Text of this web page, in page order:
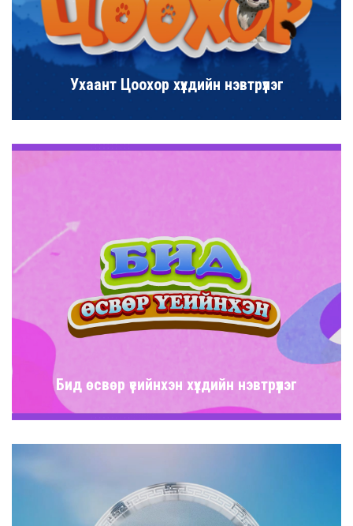
Ухаант Цоохор хүүхдийн нэвтрүүлэг
Бид өсвөр үеийнхэн хүүхдийн нэвтрүүлэг